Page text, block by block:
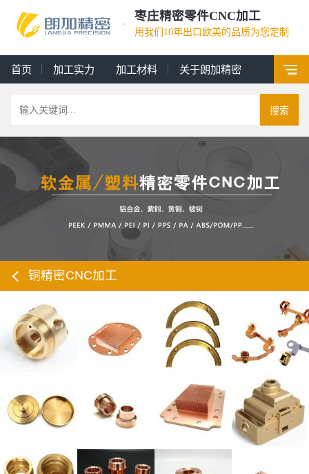
枣庄精密零件CNC加工
用我们10年出口欧美的品质为您定制
首页 加工实力 加工材料 关于朗加精密
搜索
铜精密CNC加工